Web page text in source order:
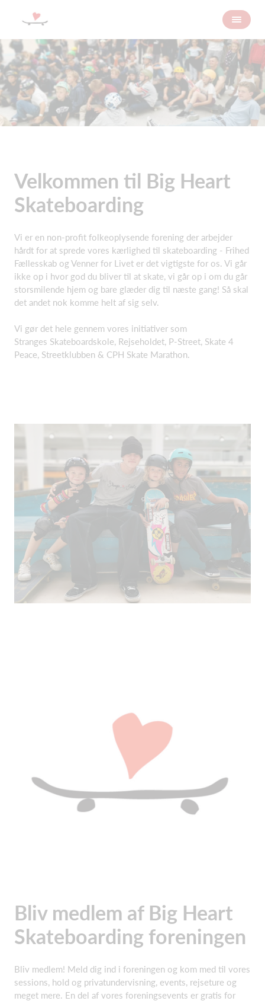
Velkommen til Big Heart
Skateboarding
Vi er en non-profit folkeoplysende forening der arbejder
hårdt for at sprede vores kærlighed til skateboarding - Frihed
Fællesskab og Venner for Livet er det vigtigste for os. Vi går
ikke op i hvor god du bliver til at skate, vi går op i om du går
storsmilende hjem og bare glæder dig til næste gang! Så skal
det andet nok komme helt af sig selv.
Vi gør det hele gennem vores initiativer som
Stranges Skateboardskole, Rejseholdet, P-Street, Skate 4
Peace, Streetklubben & CPH Skate Marathon.
Bliv medlem af Big Heart
Skateboarding foreningen
Bliv medlem! Meld dig ind i foreningen og kom med til vores
sessions, hold og privatundervisning, events, rejseture og
meget mere. En del af vores foreningsevents er gratis for